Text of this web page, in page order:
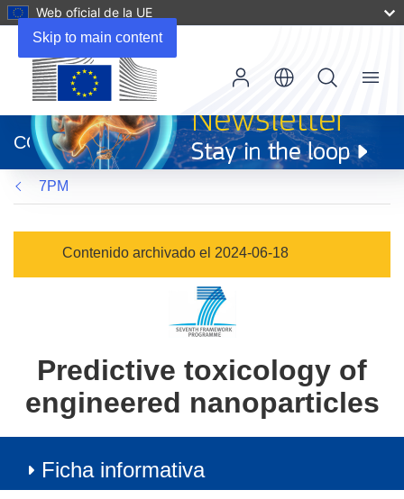
Skip to main content
Web oficial de la UE
abrirá
en
una
nueva
ventana)
CORDIS
Menu
7PM
Contenido archivado el 2024-06-18
Predictive toxicology of
engineered nanoparticles
Ficha informativa